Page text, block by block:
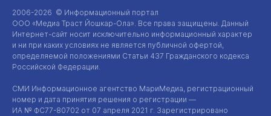
2006-2026 © Информационный портал
ООО «Медиа Траст Йошкар-Ола». Все права защищены. Данный
Интернет-сайт носит исключительно информационный характер
и ни при каких условиях не является публичной офертой,
определяемой положениями Статьи 437 Гражданского кодекса
Российской Федерации.
СМИ Информационное агентство МариМедиа, регистрационный
номер и дата принятия решения о регистрации —
ИА № ФС77-80702 от 07 апреля 2021 г. Зарегистрировано